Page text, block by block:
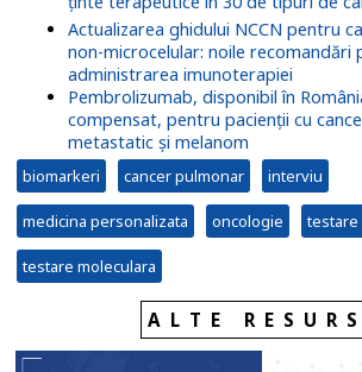
Actualizarea ghidului NCCN pentru
non-microcelular: noile recomandări
administrarea imunoterapiei
Pembrolizumab, disponibil în
compensat, pentru pacienții cu
metastatic și melanom
biomarkeri cancer pulmonar interviu
medicina personalizata oncologie testare
testare moleculara
ALTE